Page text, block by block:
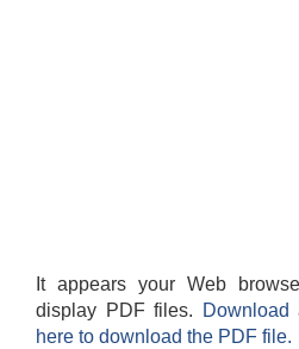
It appears your Web
display PDF files.
here to download the PDF file.